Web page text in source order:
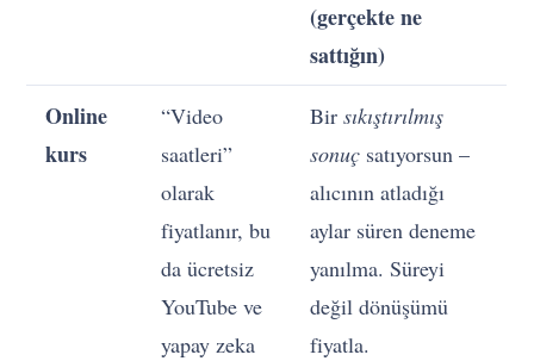
(gerçekte ne
sattığın)
Online
kurs
“Video
saatleri”
olarak
fiyatlanır, bu
da ücretsiz
YouTube ve
yapay zeka
Birsıkıştırılmış
sonuç satıyorsun –
alıcının atladığı
aylar süren deneme
yanılma. Süreyi
değil dönüşümü
fiyatla.